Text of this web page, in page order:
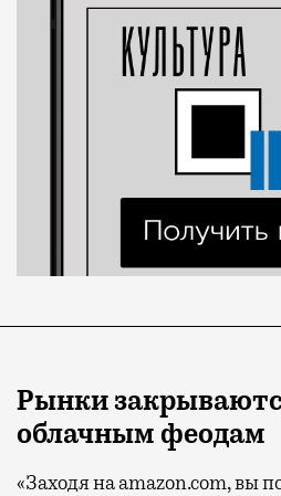
Рынки
облачным феодам
«Заходя на amazon.com, вы